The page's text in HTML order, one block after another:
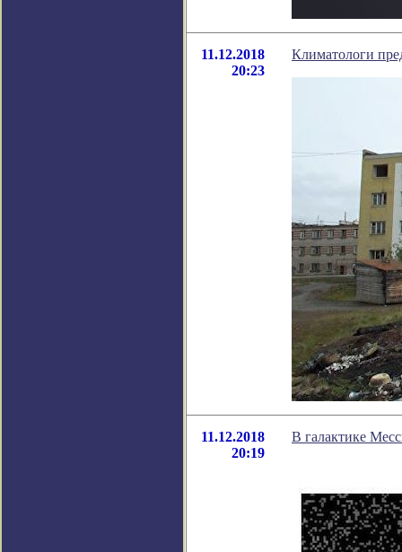
11.12.2018
20:23
Климатологи
11.12.2018
20:19
В галактике